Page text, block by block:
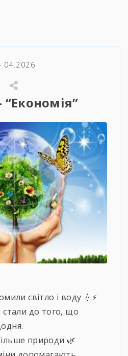
“Економія”
світло і воду 💧⚡
до того, що
природи 🌿